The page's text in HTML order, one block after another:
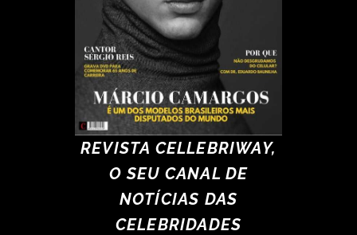
REVISTA CELLEBRIWAY,
O SEU CANAL DE
NOTÍCIAS DAS
CELEBRIDADES